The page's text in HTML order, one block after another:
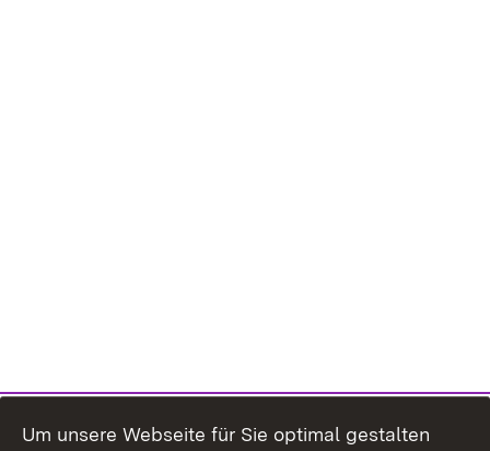
Um unsere Webseite für Sie optimal gestalten